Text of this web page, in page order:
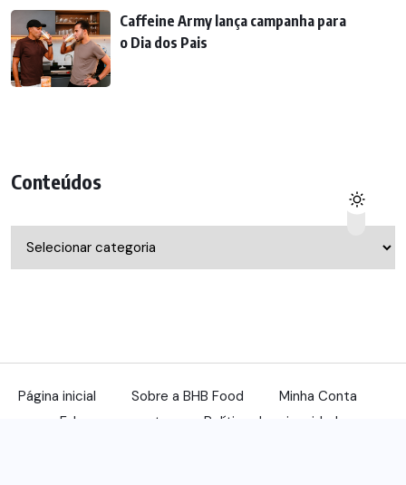
Caffeine Army lança campanha para
o Dia dos Pais
Conteúdos
Conteúdos
Página inicial Sobre a BHB Food
Minha Conta
Fale com a gente
Política de privacidade